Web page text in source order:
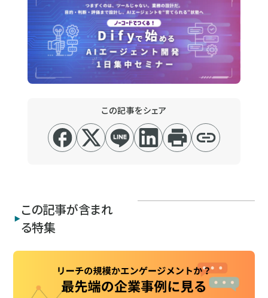
この記事をシェア
この記事が含まれ
る特集